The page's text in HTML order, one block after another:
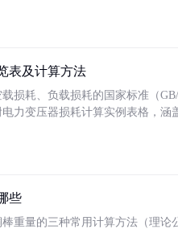
表及计算方法
损耗、负载损耗的国家标准（
力变压器损耗计算实例表格，涵
些
重量的三种常用计算方法（理